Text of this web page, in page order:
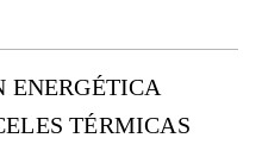
TÉRMICAS